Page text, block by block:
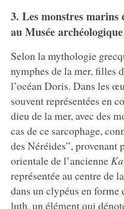
3. Les monstres marins
au Musée
Selon la mythologie
nymphes de la mer, filles
l’océan Doris. Dans les
souvent représentées en
dieu de la mer, avec des
cas de ce sarcophage,
des Néréides”,
orientale de l’ancienne
représentée au centre de
dans un clypéus en
luth, un élément qui